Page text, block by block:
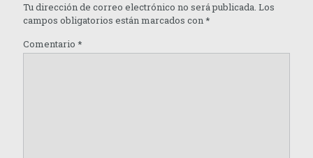
Tu dirección de correo electrónico no será publicada. Los
campos obligatorios están marcados con*
Comentario *